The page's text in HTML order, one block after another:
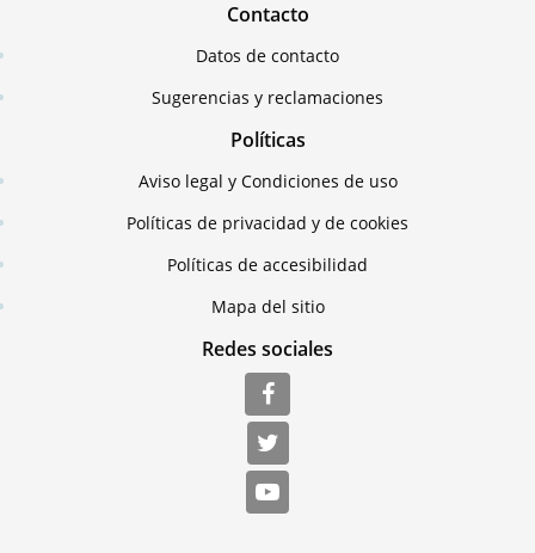
Contacto
Datos de contacto
Sugerencias y reclamaciones
Políticas
Aviso legal y Condiciones de uso
Políticas de privacidad y de cookies
Políticas de accesibilidad
Mapa del sitio
Redes sociales